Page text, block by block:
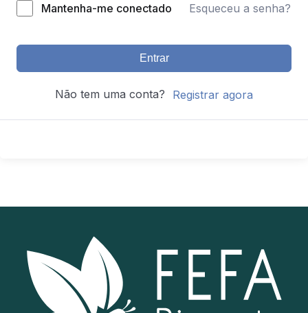
Mantenha-me conectado Esqueceu a senha?
Entrar
Não tem uma conta? Registrar agora